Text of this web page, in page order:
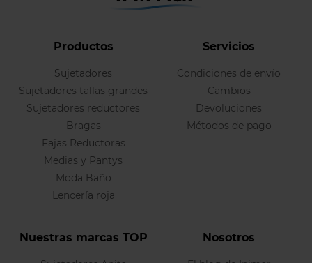
Productos
Sujetadores
Sujetadores tallas grandes
Sujetadores reductores
Bragas
Fajas Reductoras
Medias y Pantys
Moda Baño
Lencería roja
Servicios
Condiciones de envío
Cambios
Devoluciones
Métodos de pago
Nuestras marcas TOP Nosotros